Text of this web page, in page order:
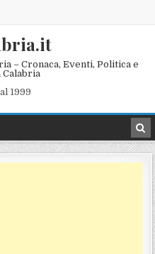
– Cronaca, Eventi, Politica e
1999